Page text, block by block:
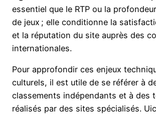
essentiel que le RTP ou la
de jeux ; elle conditionne la
et la réputation du site auprès des
internationales.
Pour approfondir ces enjeux
culturels, il est utile de se référer à
classements indépendants et à des
réalisés par des sites spécialisés.